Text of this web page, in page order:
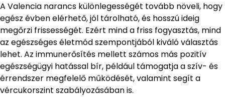
A Valencia narancs különlegességét tovább növeli, hogy
egész évben elérhető, jól tárolható, és hosszú ideig
megőrzi frissességét. Ezért mind a friss fogyasztás, mind
az egészséges életmód szempontjából kiváló választás
lehet. Az immunerősítés mellett számos más pozitív
egészségügyi hatással bír, például támogatja a szív- és
érrendszer megfelelő működését, valamint segít a
vércukorszint szabályozásában is.